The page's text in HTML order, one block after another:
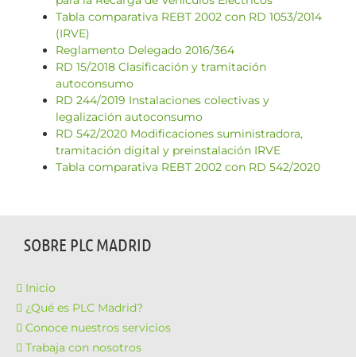
Tabla comparativa REBT 2002 con RD 1053/2014
(IRVE)
Reglamento Delegado 2016/364
RD 15/2018 Clasificación y tramitación
autoconsumo
RD 244/2019 Instalaciones colectivas y
legalización autoconsumo
RD 542/2020 Modificaciones suministradora,
tramitación digital y preinstalación IRVE
Tabla comparativa REBT 2002 con RD 542/2020
SOBRE PLC MADRID
Inicio
¿Qué es PLC Madrid?
Conoce nuestros servicios
Trabaja con nosotros